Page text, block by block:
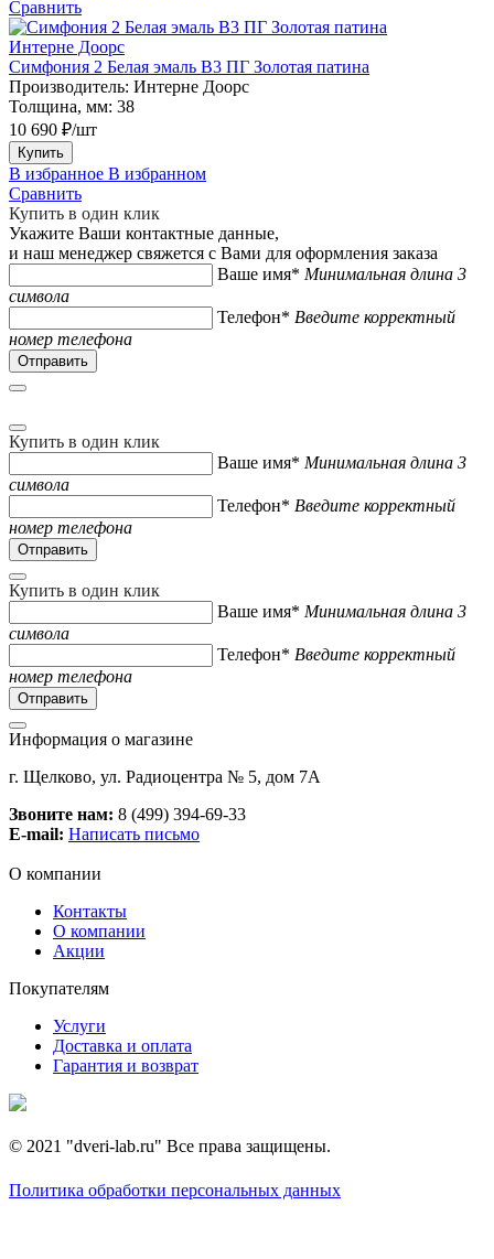
Сравнить
Интерне Доорс
Симфония 2 Белая эмаль В3 ПГ Золотая патина
Производитель: Интерне Доорс
Толщина, мм: 38
10 690 ₽/шт
Купить
В избранное В избранном
Сравнить
Купить в один клик
Укажите Ваши контактные данные,
и наш менеджер свяжется с Вами для оформления заказа
Ваше имя* Минимальная длина 3
символа
Телефон* Введите корректный
номер телефона
Купить в один клик
Ваше имя* Минимальная длина 3
символа
Телефон* Введите корректный
номер телефона
Купить в один клик
Ваше имя* Минимальная длина 3
символа
Телефон* Введите корректный
номер телефона
Информация о магазине
г. Щелково, ул. Радиоцентра № 5, дом 7А
Звоните нам: 8 (499) 394-69-33
E-mail: Написать письмо
О компании
Контакты
О компании
Акции
Покупателям
Услуги
Доставка и оплата
Гарантия и возврат
© 2021 "dveri-lab.ru" Все права защищены.
Политика обработки персональных данных